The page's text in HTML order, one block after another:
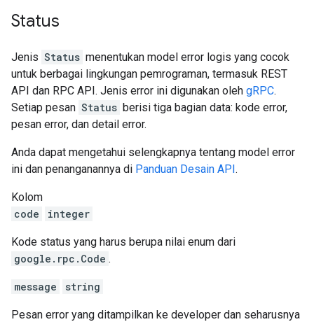
Status
Jenis Status menentukan model error logis yang cocok
untuk berbagai lingkungan pemrograman, termasuk REST
API dan RPC API. Jenis error ini digunakan oleh gRPC.
Setiap pesan Status berisi tiga bagian data: kode error,
pesan error, dan detail error.
Anda dapat mengetahui selengkapnya tentang model error
ini dan penanganannya di Panduan Desain API.
Kolom
code
integer
Kode status yang harus berupa nilai enum dari
google.rpc.Code .
message string
Pesan error yang ditampilkan ke developer dan seharusnya